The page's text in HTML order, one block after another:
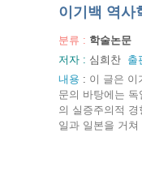
이기백 역사
분류 : 학술논문
저자 : 심희찬 출
내용 : 이 글은 이
문의 바탕에는
의 실증주의적
일과 일본을 거